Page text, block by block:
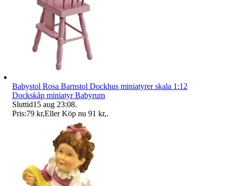
Babystol Rosa Barnstol Dockhus miniatyrer skala 1:12
Dockskåp miniatyr Babyrum
Sluttid15 aug 23:08.
Pris:79 kr,Eller Köp nu 91 kr,.